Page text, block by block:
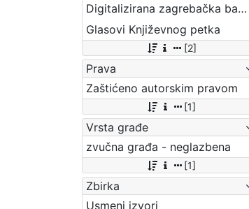
Digitalizirana zagrebačka baština
Glasovi Književnog petka
[2]
Prava
Zaštićeno autorskim pravom
[1]
Vrsta građe
zvučna građa - neglazbena
[1]
Zbirka
Usmeni izvori